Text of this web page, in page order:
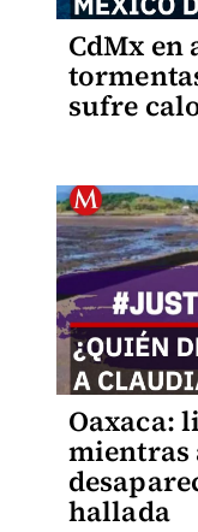
CdMx
sufre
Oaxaca:
mientras
hallada